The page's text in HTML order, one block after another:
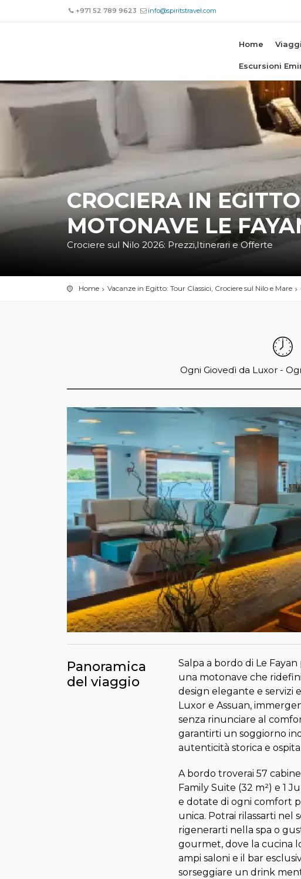
+971 52 789 9623 info@spiritstravel.com
Home
Escursioni
CROCIERA IN
MOTONAVE LE
Crociere sul Nilo 2026: Prezzi,Itinerari e Offerte
Home Vacanze in Egitto: Tour Classici, Crociere sul Nilo e Mare
Ogni Giovedì da Luxor -
Panoramica
del viaggio
Salpa a bordo di Le
una motonave che
design elegante e servizi
Luxor e Assuan,
senza rinunciare al
garantirti un soggiorno
autenticità storica e
A bordo troverai 57 cabine
Family Suite (32 m²) e 1
e dotate di ogni comfort
unica. Potrai rilassarti nel
rigenerarti nella spa o
gourmet, dove la cucina
ampi saloni e il bar
sorseggiare un drink